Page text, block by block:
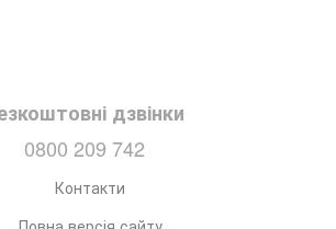
дзвінки
0800 209 742
Контакти